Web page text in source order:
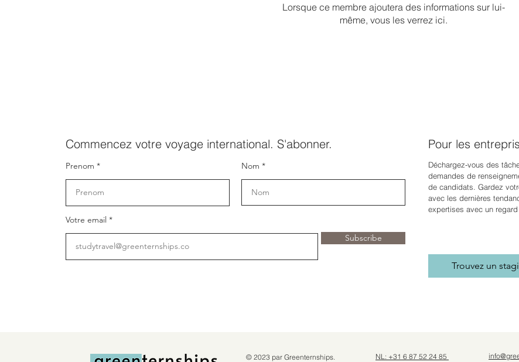
Lorsque ce membre ajoutera des informations sur lui-
même, vous les verrez ici.
Commencez votre voyage international. S'abonner.
Prenom Nom
Votre email
Subscribe
Pour les
Déchargez-vous des
demandes de
de candidats. Gardez
avec les dernières
expertises avec un regard
Trouvez un
© 2023 par Greenternships.
NL: +31 6 87 52 24 85